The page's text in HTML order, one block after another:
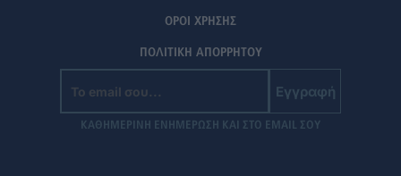
ΟΡΟΙ ΧΡΗΣΗΣ
ΠΟΛΙΤΙΚΗ ΑΠΟΡΡΗΤΟΥ
Εγγραφή
ΚΑΘΗΜΕΡΙΝΗ ΕΝΗΜΕΡΩΣΗ ΚΑΙ ΣΤΟ EMAIL ΣΟΥ